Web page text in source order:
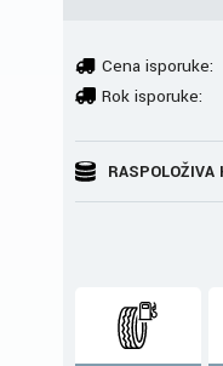
Cena isporuke:
Rok isporuke:
RASPOLOŽIVA